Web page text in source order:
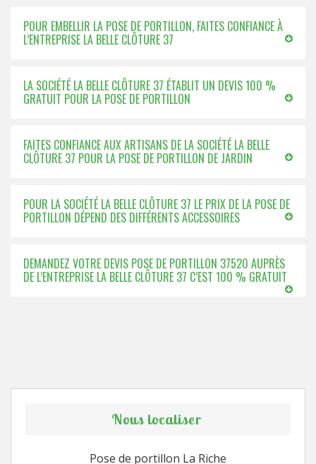
POUR EMBELLIR LA POSE DE PORTILLON, FAITES CONFIANCE À
L’ENTREPRISE LA BELLE CLÔTURE 37
LA SOCIÉTÉ LA BELLE CLÔTURE 37 ÉTABLIT UN DEVIS 100 %
GRATUIT POUR LA POSE DE PORTILLON
FAITES CONFIANCE AUX ARTISANS DE LA SOCIÉTÉ LA BELLE
CLÔTURE 37 POUR LA POSE DE PORTILLON DE JARDIN
POUR LA SOCIÉTÉ LA BELLE CLÔTURE 37 LE PRIX DE LA POSE DE
PORTILLON DÉPEND DES DIFFÉRENTS ACCESSOIRES
DEMANDEZ VOTRE DEVIS POSE DE PORTILLON 37520 AUPRÈS
DE L’ENTREPRISE LA BELLE CLÔTURE 37 C’EST 100 % GRATUIT
Nous localiser
Pose de portillon La Riche